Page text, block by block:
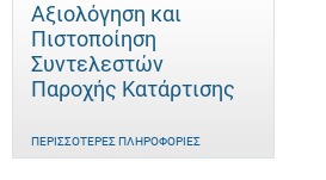
Αξιολόγηση και
Πιστοποίηση
Συντελεστών
Παροχής Κατάρτισης
ΠΕΡΙΣΣΌΤΕΡΕΣ ΠΛΗΡΟΦΟΡΊΕΣ